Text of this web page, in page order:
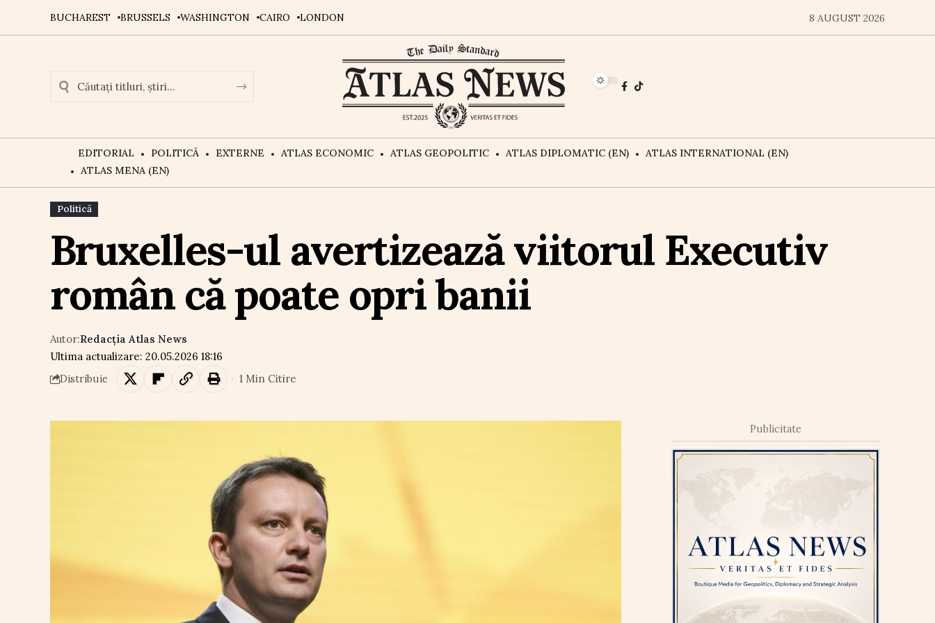
BUCHAREST BRUSSELS WASHINGTON CAIRO LONDON 8 AUGUST 2026
EDITORIAL POLITICĂ EXTERNE ATLAS ECONOMIC ATLAS GEOPOLITIC ATLAS DIPLOMATIC (EN)
ATLAS INTERNATIONAL (EN)
ATLAS MENA (EN)
Politică
Bruxelles-ul avertizează viitorul Executiv
român că poate opri banii
Ultima actualizare: 20.05.2026 18:16
Autor:Redacția Atlas News
Distribuie 1 Min Citire
Publicitate